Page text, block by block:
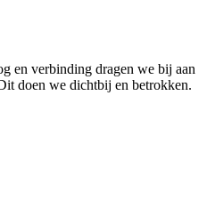
en verbinding dragen we bij aan
doen we dichtbij en betrokken.